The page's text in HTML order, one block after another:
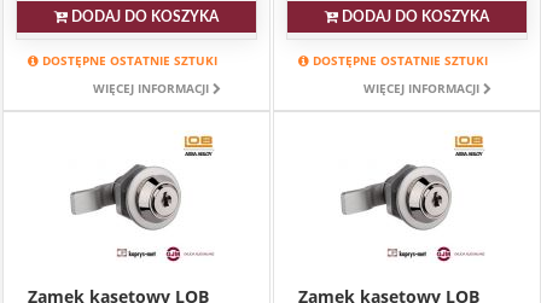
DODAJ DO KOSZYKA
DOSTĘPNE OSTATNIE SZTUKI
WIĘCEJ INFORMACJI
DODAJ DO KOSZYKA
DOSTĘPNE OSTATNIE SZTUKI
WIĘCEJ INFORMACJI
Zamek kasetowy LOB Zamek kasetowy LOB